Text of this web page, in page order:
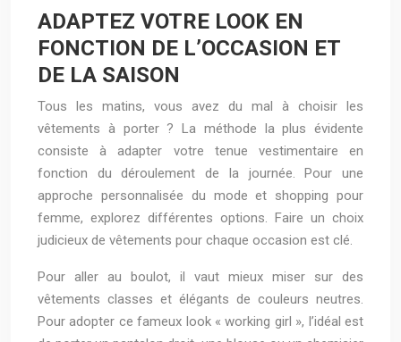
ADAPTEZ VOTRE LOOK EN
FONCTION DE L’OCCASION ET
DE LA SAISON
Tous les matins, vous avez du mal à choisir les
vêtements à porter ? La méthode la plus évidente
consiste à adapter votre tenue vestimentaire en
fonction du déroulement de la journée. Pour une
approche personnalisée du mode et shopping pour
femme, explorez différentes options. Faire un choix
judicieux de vêtements pour chaque occasion est clé.
Pour aller au boulot, il vaut mieux miser sur des
vêtements classes et élégants de couleurs neutres.
Pour adopter ce fameux look « working girl », l’idéal est